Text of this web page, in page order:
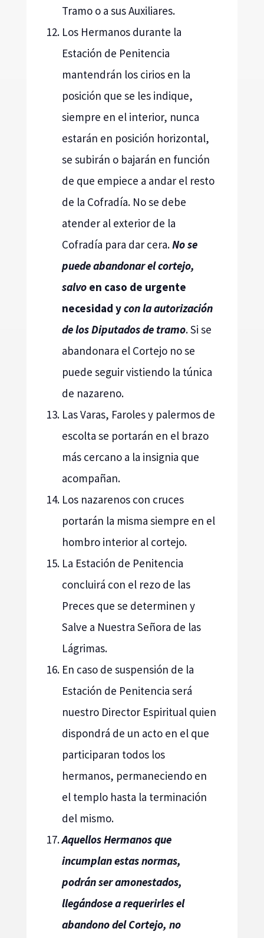
Tramo o a sus Auxiliares.
Los Hermanos durante la
Estación de Penitencia
mantendrán los cirios en la
posición que se les indique,
siempre en el interior, nunca
estarán en posición horizontal,
se subirán o bajarán en función
de que empiece a andar el resto
de la Cofradía. No se debe
atender al exterior de la
Cofradía para dar cera.No se
puede abandonar el cortejo,
salvo en caso de urgente
necesidad ycon la autorización
de los Diputados de tramo. Si se
abandonara el Cortejo no se
puede seguir vistiendo la túnica
de nazareno.
Las Varas, Faroles y palermos de
escolta se portarán en el brazo
más cercano a la insignia que
acompañan.
Los nazarenos con cruces
portarán la misma siempre en el
hombro interior al cortejo.
La Estación de Penitencia
concluirá con el rezo de las
Preces que se determinen y
Salve a Nuestra Señora de las
Lágrimas.
En caso de suspensión de la
Estación de Penitencia será
nuestro Director Espiritual quien
dispondrá de un acto en el que
participaran todos los
hermanos, permaneciendo en
el templo hasta la terminación
del mismo.
Aquellos Hermanos que
incumplan estas normas,
podrán ser amonestados,
llegándose a requerirles el
abandono del Cortejo, no